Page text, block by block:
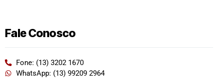
Fale Conosco
Fone: (13) 3202 1670
WhatsApp: (13) 99209 2964